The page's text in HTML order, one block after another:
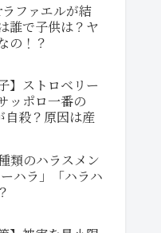
ファエルが結
誰で子供は？ヤ
の！？
】ストロベリー
ッポロ一番の
自殺？原因は産
類のハラスメン
ハラ」「ハラハ